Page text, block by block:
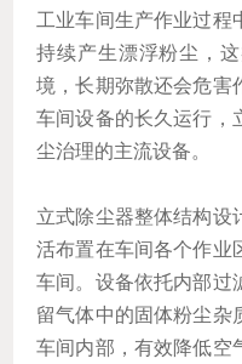
工业车间生产作业过程
持续产生漂浮粉尘，
境，长期弥散还会危害
车间设备的长久运行，
尘治理的主流设备。
立式除尘器整体结构设
活布置在车间各个作业
车间。设备依托内部过
留气体中的固体粉尘杂
车间内部，有效降低空